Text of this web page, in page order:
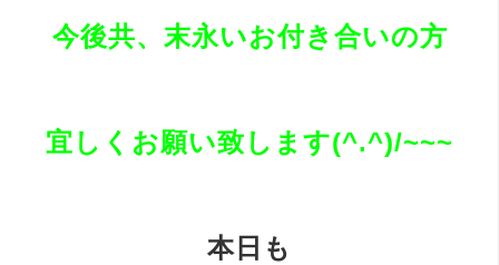
今後共、末永いお付き合いの方
宜しくお願い致します(^.^)/~~~
本日も